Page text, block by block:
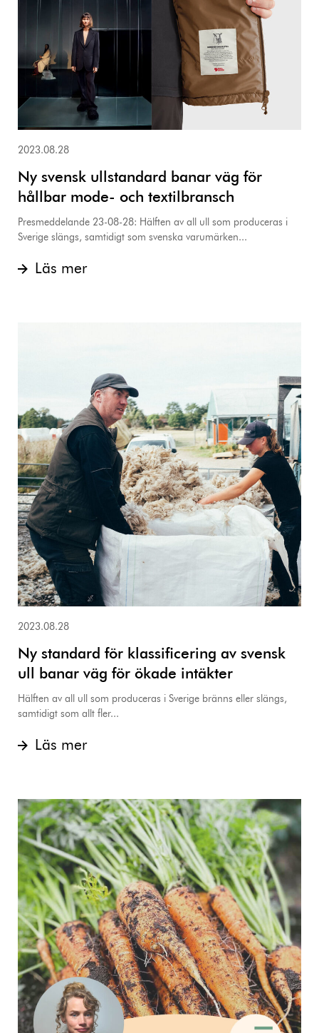
2023.08.28
Ny svensk ullstandard banar väg för
hållbar mode- och textilbransch
Presmeddelande 23-08-28: Hälften av all ull som produceras i
Sverige slängs, samtidigt som svenska varumärken...
Läs mer
2023.08.28
Ny standard för klassificering av svensk
ull banar väg för ökade intäkter
Hälften av all ull som produceras i Sverige bränns eller slängs,
samtidigt som allt fler...
Läs mer